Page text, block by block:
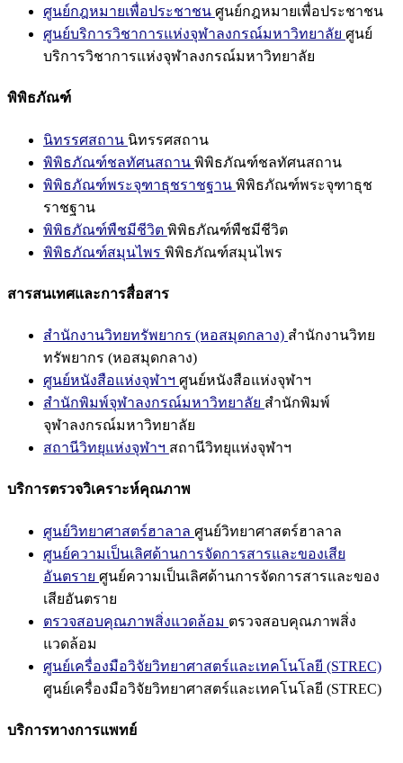
ศูนย์กฎหมายเพื่อประชาชน ศูนย์กฎหมายเพื่อประชาชน
ศูนย์บริการวิชาการแห่งจุฬาลงกรณ์มหาวิทยาลัย ศูนย์
บริการวิชาการแห่งจุฬาลงกรณ์มหาวิทยาลัย
พิพิธภัณฑ์
นิทรรศสถาน นิทรรศสถาน
พิพิธภัณฑ์ชลทัศนสถาน พิพิธภัณฑ์ชลทัศนสถาน
พิพิธภัณฑ์พระจุฑาธุชราชฐาน พิพิธภัณฑ์พระจุฑาธุช
ราชฐาน
พิพิธภัณฑ์พืชมีชีวิต พิพิธภัณฑ์พืชมีชีวิต
พิพิธภัณฑ์สมุนไพร พิพิธภัณฑ์สมุนไพร
สารสนเทศและการสื่อสาร
สำนักงานวิทยทรัพยากร (หอสมุดกลาง) สำนักงานวิทย
ทรัพยากร (หอสมุดกลาง)
ศูนย์หนังสือแห่งจุฬาฯ ศูนย์หนังสือแห่งจุฬาฯ
สำนักพิมพ์จุฬาลงกรณ์มหาวิทยาลัย สำนักพิมพ์
จุฬาลงกรณ์มหาวิทยาลัย
สถานีวิทยุแห่งจุฬาฯ สถานีวิทยุแห่งจุฬาฯ
บริการตรวจวิเคราะห์คุณภาพ
ศูนย์วิทยาศาสตร์ฮาลาล ศูนย์วิทยาศาสตร์ฮาลาล
ศูนย์ความเป็นเลิศด้านการจัดการสารและของเสีย
อันตราย ศูนย์ความเป็นเลิศด้านการจัดการสารและของ
เสียอันตราย
ตรวจสอบคุณภาพสิ่งแวดล้อม ตรวจสอบคุณภาพสิ่ง
แวดล้อม
ศูนย์เครื่องมือวิจัยวิทยาศาสตร์และเทคโนโลยี (STREC)
ศูนย์เครื่องมือวิจัยวิทยาศาสตร์และเทคโนโลยี (STREC)
บริการทางการแพทย์